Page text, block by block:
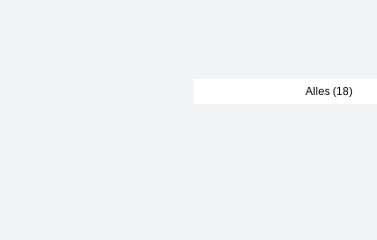
Alles (18)